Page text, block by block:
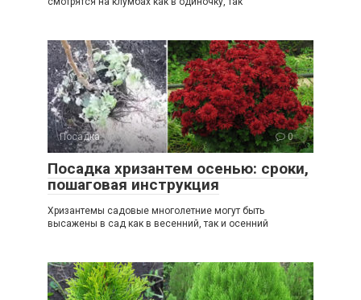
Посадка 0
Посадка хризантем осенью: сроки,
пошаговая инструкция
Хризантемы садовые многолетние могут быть
высажены в сад как в весенний, так и осенний